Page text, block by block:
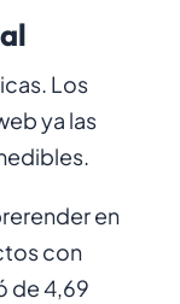
Los
ya las
en
con
de 4,69